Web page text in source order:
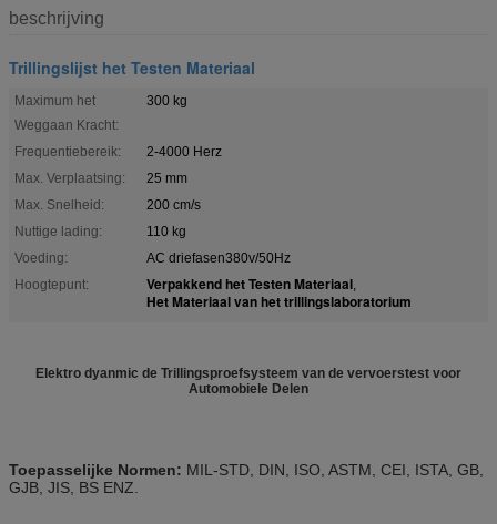
beschrijving
Trillingslijst het Testen Materiaal
Maximum het
Weggaan Kracht:
300 kg
Frequentiebereik:
2-4000 Herz
Max. Verplaatsing:
25 mm
Max. Snelheid:
200 cm/s
Nuttige lading:
110 kg
Voeding:
AC driefasen380v/50Hz
Hoogtepunt:
Verpakkend het Testen Materiaal,
Het Materiaal van het trillingslaboratorium
Elektro dyanmic de Trillingsproefsysteem van de vervoerstest voor
Automobiele Delen
Toepasselijke Normen: MIL-STD, DIN, ISO, ASTM, CEI, ISTA, GB,
GJB, JIS, BS ENZ.